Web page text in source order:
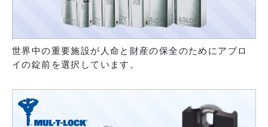
世界中の重要施設が人命と財産の保全のためにアブロ
イの錠前を選択しています。